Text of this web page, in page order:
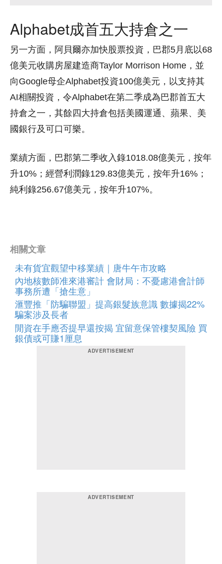
Alphabet成首五大持倉之一
另一方面，阿貝爾亦加快股票投資，巴郡5月底以68
億美元收購房屋建造商Taylor Morrison Home，並
向Google母企Alphabet投資100億美元，以支持其
AI相關投資，令Alphabet在第二季成為巴郡首五大
持倉之一，其餘四大持倉包括美國運通、蘋果、美
國銀行及可口可樂。
業績方面，巴郡第二季收入錄1018.08億美元，按年
升10%；經營利潤錄129.83億美元，按年升16%；
純利錄256.67億美元，按年升107%。
相關文章
未有貨宜觀望中移業績｜唐牛午市攻略
內地核數師准來港審計 會財局：不憂慮港會計師
事務所遭「搶生意」
滙豐推「防騙聯盟」提高銀髮族意識 數據揭22%
騙案涉及長者
閒資在手應否提早還按揭 宜留意保管樓契風險 買
銀債或可賺1厘息